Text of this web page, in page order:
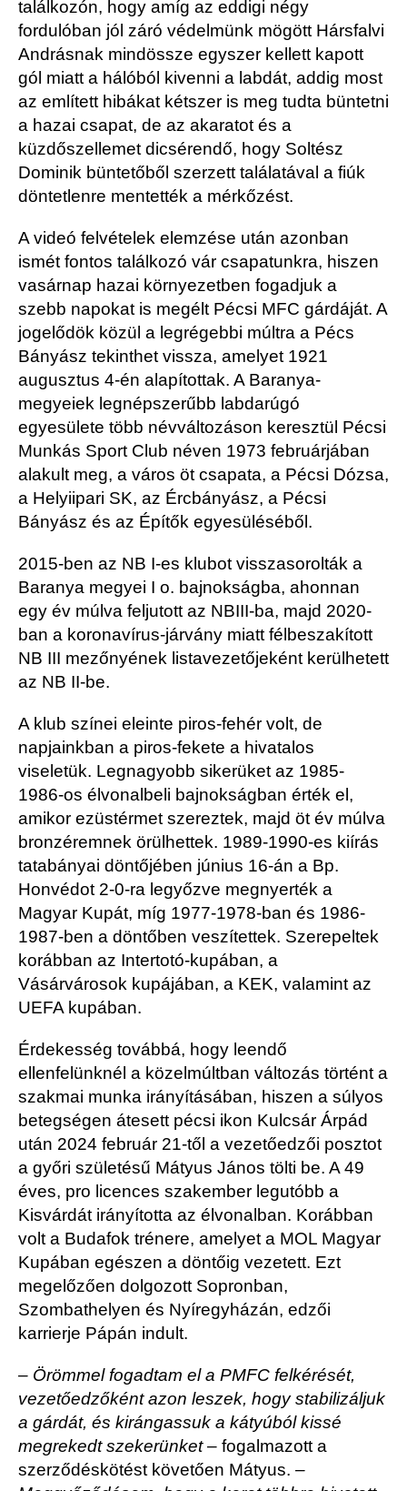
találkozón, hogy amíg az eddigi négy
fordulóban jól záró védelmünk mögött Hársfalvi
Andrásnak mindössze egyszer kellett kapott
gól miatt a hálóból kivenni a labdát, addig most
az említett hibákat kétszer is meg tudta büntetni
a hazai csapat, de az akaratot és a
küzdőszellemet dicsérendő, hogy Soltész
Dominik büntetőből szerzett találatával a fiúk
döntetlenre mentették a mérkőzést.
A videó felvételek elemzése után azonban
ismét fontos találkozó vár csapatunkra, hiszen
vasárnap hazai környezetben fogadjuk a
szebb napokat is megélt Pécsi MFC gárdáját. A
jogelődök közül a legrégebbi múltra a Pécs
Bányász tekinthet vissza, amelyet 1921
augusztus 4-én alapítottak. A Baranya-
megyeiek legnépszerűbb labdarúgó
egyesülete több névváltozáson keresztül Pécsi
Munkás Sport Club néven 1973 februárjában
alakult meg, a város öt csapata, a Pécsi Dózsa,
a Helyiipari SK, az Ércbányász, a Pécsi
Bányász és az Építők egyesüléséből.
2015-ben az NB I-es klubot visszasorolták a
Baranya megyei I o. bajnokságba, ahonnan
egy év múlva feljutott az NBIII-ba, majd 2020-
ban a koronavírus-járvány miatt félbeszakított
NB III mezőnyének listavezetőjeként kerülhetett
az NB II-be.
A klub színei eleinte piros-fehér volt, de
napjainkban a piros-fekete a hivatalos
viseletük. Legnagyobb sikerüket az 1985-
1986-os élvonalbeli bajnokságban érték el,
amikor ezüstérmet szereztek, majd öt év múlva
bronzéremnek örülhettek. 1989-1990-es kiírás
tatabányai döntőjében június 16-án a Bp.
Honvédot 2-0-ra legyőzve megnyerték a
Magyar Kupát, míg 1977-1978-ban és 1986-
1987-ben a döntőben veszítettek. Szerepeltek
korábban az Intertotó-kupában, a
Vásárvárosok kupájában, a KEK, valamint az
UEFA kupában.
Érdekesség továbbá, hogy leendő
ellenfelünknél a közelmúltban változás történt a
szakmai munka irányításában, hiszen a súlyos
betegségen átesett pécsi ikon Kulcsár Árpád
után 2024 február 21-től a vezetőedzői posztot
a győri születésű Mátyus János tölti be. A 49
éves, pro licences szakember legutóbb a
Kisvárdát irányította az élvonalban. Korábban
volt a Budafok trénere, amelyet a MOL Magyar
Kupában egészen a döntőig vezetett. Ezt
megelőzően dolgozott Sopronban,
Szombathelyen és Nyíregyházán, edzői
karrierje Pápán indult.
– Örömmel fogadtam el a PMFC felkérését,
vezetőedzőként azon leszek, hogy stabilizáljuk
a gárdát, és kirángassuk a kátyúból kissé
megrekedt szekerünket– fogalmazott a
szerződéskötést követően Mátyus. –